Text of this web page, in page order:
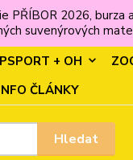
2026,
suvenýrových
+ OH
ČLÁNKY
Hledat